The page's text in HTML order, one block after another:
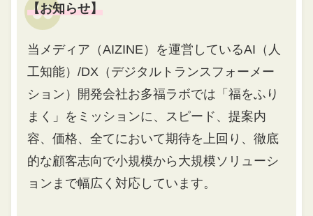
【お知らせ】
当メディア（AIZINE）を運営しているAI（人
工知能）/DX（デジタルトランスフォーメー
ション）開発会社お多福ラボでは「福をふり
まく」をミッションに、スピード、提案内
容、価格、全てにおいて期待を上回り、徹底
的な顧客志向で小規模から大規模ソリューシ
ョンまで幅広く対応しています。